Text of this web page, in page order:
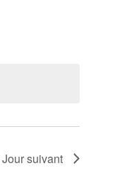
Jour suivant